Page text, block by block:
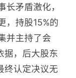
矛盾激化，
，持股15%的
并主持了会
据，后大股东
终认定决议无